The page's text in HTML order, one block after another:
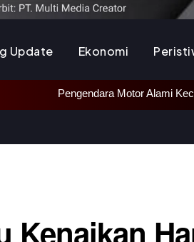
Update Ekonomi
Motor Alami Kecelakaan di
Kenaikan